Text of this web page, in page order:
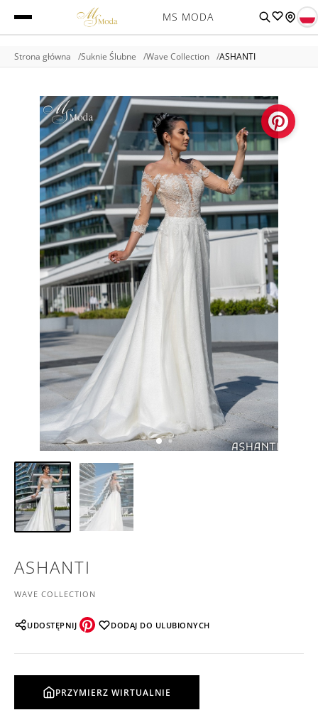
MS MODA
Strona główna Suknie Ślubne Wave Collection ASHANTI
ASHANTI
WAVE COLLECTION
UDOSTĘPNIJ DODAJ DO ULUBIONYCH
PRZYMIERZ WIRTUALNIE